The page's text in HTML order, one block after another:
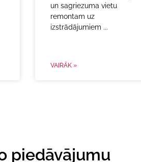
un sagriezuma vietu
remontam uz
izstrādājumiem
VAIRĀK »
piedāvājumu